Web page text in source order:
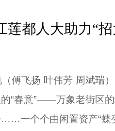
莲都人大助力“
飞扬 叶伟芳 周斌瑞）
“春意”——万象老街区
一个个由闲置资产“蝶